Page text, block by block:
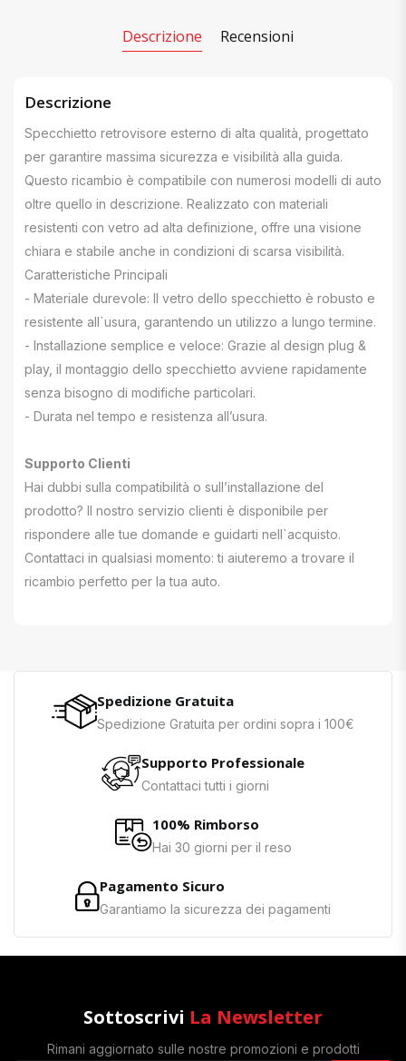
Descrizione Recensioni
Descrizione
Specchietto retrovisore esterno di alta qualità, progettato
per garantire massima sicurezza e visibilità alla guida.
Questo ricambio è compatibile con numerosi modelli di auto
oltre quello in descrizione. Realizzato con materiali
resistenti con vetro ad alta definizione, offre una visione
chiara e stabile anche in condizioni di scarsa visibilità.
Caratteristiche Principali
- Materiale durevole: Il vetro dello specchietto è robusto e
resistente all`usura, garantendo un utilizzo a lungo termine.
- Installazione semplice e veloce: Grazie al design plug &
play, il montaggio dello specchietto avviene rapidamente
senza bisogno di modifiche particolari.
- Durata nel tempo e resistenza all’usura.
Supporto Clienti
Hai dubbi sulla compatibilità o sull’installazione del
prodotto? Il nostro servizio clienti è disponibile per
rispondere alle tue domande e guidarti nell`acquisto.
Contattaci in qualsiasi momento: ti aiuteremo a trovare il
ricambio perfetto per la tua auto.
Spedizione Gratuita
Spedizione Gratuita per ordini sopra i 100€
Supporto Professionale
Contattaci tutti i giorni
100% Rimborso
Hai 30 giorni per il reso
Pagamento Sicuro
Garantiamo la sicurezza dei pagamenti
Sottoscrivi La Newsletter
Rimani aggiornato sulle nostre promozioni e prodotti